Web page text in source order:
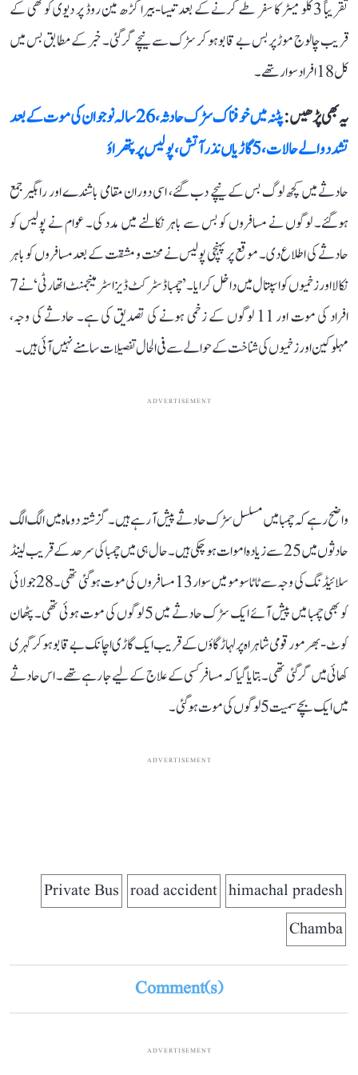
تقریباً 3 کلو میٹر کا سفر طے کرنے کے بعد تیسا-بیرا گڑھ مین روڈ پر دیوی کوٹھی کے
قریب چالوج موڑ پر بس بے قابو ہو کر سڑک سے نیچے گر گئی۔ خبر کے مطابق بس میں
کل 18 افراد سوار تھے۔
یہ بھی پڑھیں :
پٹنہ میں خوفناک سڑک حادثہ، 26 سالہ نوجوان کی موت کے بعد
تشدد والے حالات، 5 گاڑیاں نذر آتش، پولیس پر پتھراؤ
حادثے میں کچھ لوگ بس کے نیچے دب گئے، اسی دوران مقامی باشندے اور راہگیر جمع
ہوگئے۔ لوگوں نے مسافروں کو بس سے باہر نکالنے میں مدد کی۔ عوام نے پولیس کو
حادثے کی اطلاع دی۔ موقع پر پہنچی پولیس نے محنت و مشقت کے بعد مسافروں کو باہر
نکالا اور زخمیوں کو اسپتال میں داخل کرایا۔ ’چمبا ڈسٹرکٹ ڈیزاسٹر مینجمنٹ اتھارٹی‘ نے 7
افراد کی موت اور 11 لوگوں کے زخمی ہونے کی تصدیق کی ہے۔ حادثے کی وجہ،
مہلوکین اور زخمیوں کی شناخت کے حوالے سے فی الحال تفصیلات سامنے نہیں آئی ہیں۔
ADVERTISEMENT
واضح رہے کہ چمبا میں مسلسل سڑک حادثے پیش آ رہے ہیں۔ گزشتہ دو ماہ میں الگ الگ
حادثوں میں 25 سے زیادہ اموات ہو چکی ہیں۔ حال ہی میں چمبا کی سرحد کے قریب لینڈ
سلائیڈنگ کی وجہ سے ٹاٹا سومو میں سوار 13 مسافروں کی موت ہو گئی تھی۔ 28جولائی
کو بھی چمبا میں پیش آئے ایک سڑک حادثے میں 5 لوگوں کی موت ہوئی تھی۔ پٹھان
کوٹ-بھرمور قومی شاہراہ پر لہاڑ گاؤں کے قریب ایک گاڑی اچانک بے قابو ہو کر گہری
کھائی میں گر گئی تھی۔ بتایا گیا کہ مسافر کسی کے علاج کے لیے جا رہے تھے۔ اس حادثے
میں ایک بچے سمیت 5 لوگوں کی موت ہو گئی۔
ADVERTISEMENT
himachal pradesh
road accident
Private Bus
Chamba
Comment(s)
ADVERTISEMENT